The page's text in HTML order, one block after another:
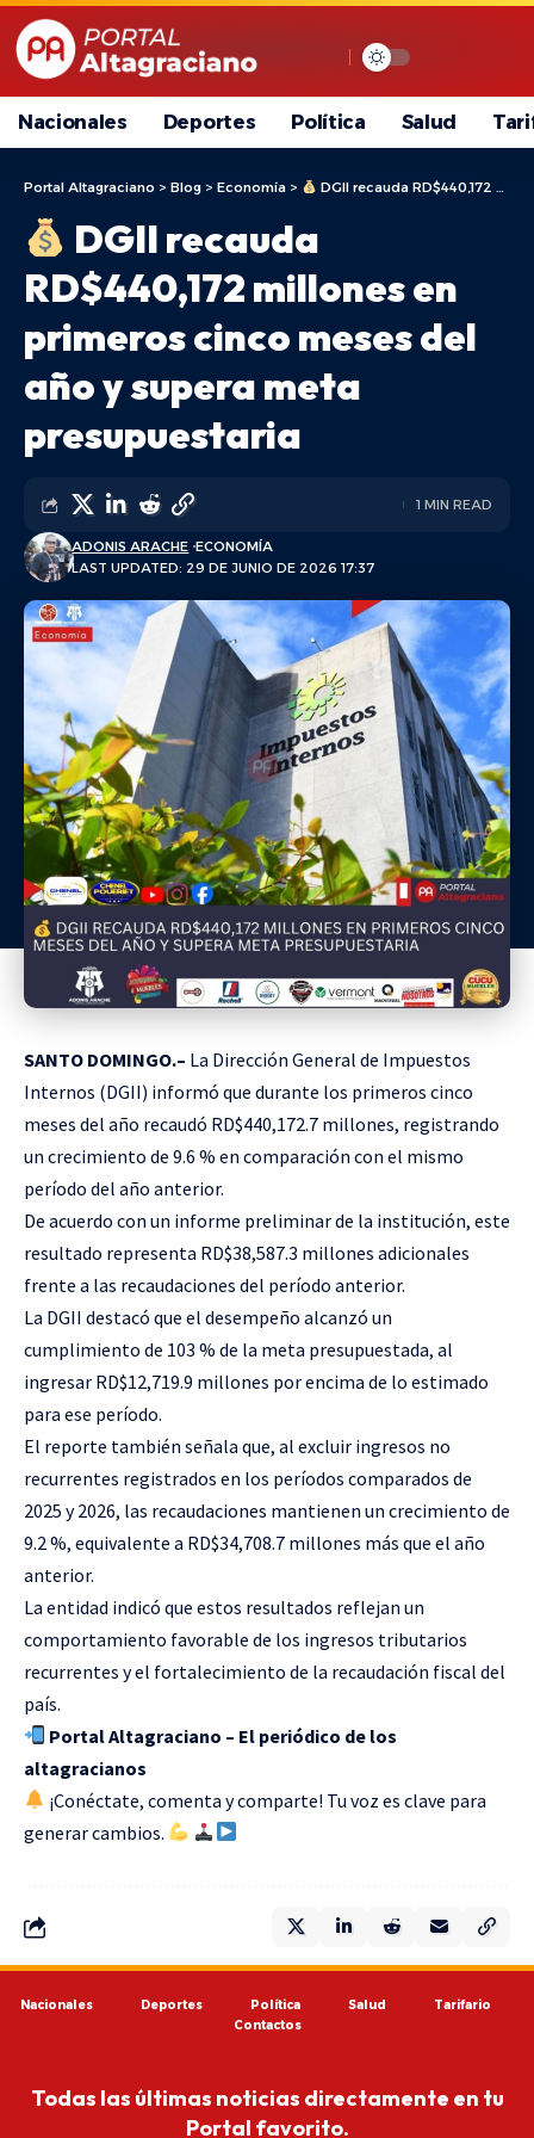
Nacionales Deportes Política Salud
Portal Altagraciano > Blog > Economía > DGII recauda RD$440,172 millones en primeros cinco meses del año y supera meta presupuestaria
DGII recauda
RD$440,172 millones en
primeros cinco meses del
año y supera meta
presupuestaria
LAST UPDATED: 29 DE JUNIO DE 2026 17:37
ADONIS ARACHE ECONOMÍA
1 MIN READ
SANTO DOMINGO.– La Dirección General de Impuestos
Internos (DGII) informó que durante los primeros cinco
meses del año recaudó RD$440,172.7 millones, registrando
un crecimiento de 9.6 % en comparación con el mismo
período del año anterior.
De acuerdo con un informe preliminar de la institución, este
resultado representa RD$38,587.3 millones adicionales
frente a las recaudaciones del período anterior.
La DGII destacó que el desempeño alcanzó un
cumplimiento de 103 % de la meta presupuestada, al
ingresar RD$12,719.9 millones por encima de lo estimado
para ese período.
El reporte también señala que, al excluir ingresos no
recurrentes registrados en los períodos comparados de
2025 y 2026, las recaudaciones mantienen un crecimiento de
9.2 %, equivalente a RD$34,708.7 millones más que el año
anterior.
La entidad indicó que estos resultados reflejan un
comportamiento favorable de los ingresos tributarios
recurrentes y el fortalecimiento de la recaudación fiscal del
país.
Portal Altagraciano – El periódico de los
altagracianos
¡Conéctate, comenta y comparte! Tu voz es clave para
generar cambios.
Nacionales Deportes Política Salud
Tarifario
Contactos
Todas las últimas noticias directamente en tu
Portal favorito.